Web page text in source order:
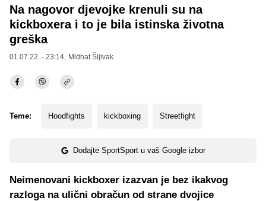
Na nagovor djevojke krenuli su na
kickboxera i to je bila istinska životna
greška
01.07.22. - 23:14, Midhat Šljivak
Teme: Hoodfights kickboxing Streetfight
Dodajte SportSport u vaš Google izbor
Neimenovani kickboxer izazvan je bez ikakvog
razloga na ulični obračun od strane dvojice